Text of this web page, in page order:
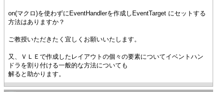
on(マクロ)を使わずにEventHandlerを作成しEventTarget にセットする
方法はありますか？
ご教授いただきたく宜しくお願いいたします。
又、ＶＬＥで作成したレイアウトの個々の要素についてイベントハン
ドラを割り付ける一般的な方法についても
解ると助かります。